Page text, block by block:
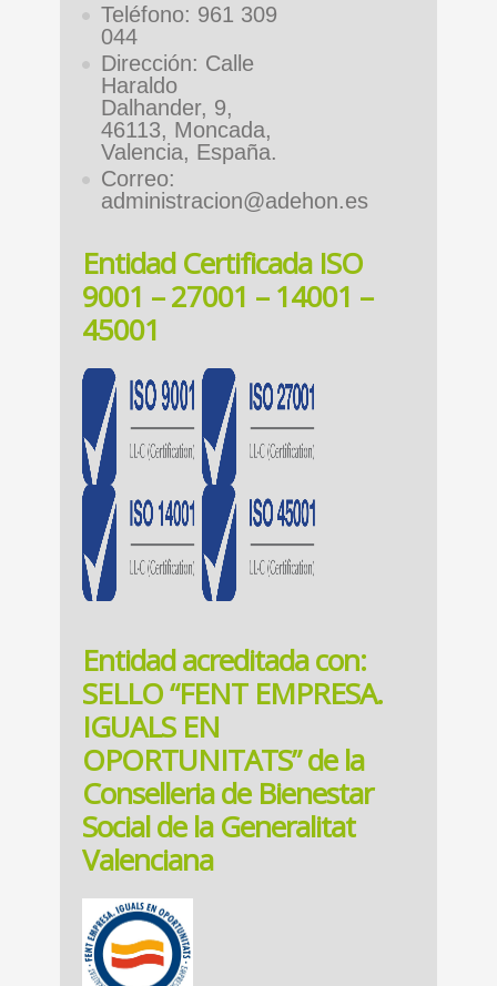
Teléfono: 961 309
044
Dirección: Calle
Haraldo
Dalhander, 9,
46113, Moncada,
Valencia, España.
Correo:
administracion@adehon.es
Entidad Certificada ISO
9001 – 27001 – 14001 –
45001
Entidad acreditada con:
SELLO “FENT EMPRESA.
IGUALS EN
OPORTUNITATS” de la
Conselleria de Bienestar
Social de la Generalitat
Valenciana